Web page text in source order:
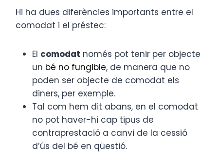
Hi ha dues diferències importants entre el
comodat i el préstec:
El comodat només pot tenir per objecte
un bé no fungible, de manera que no
poden ser objecte de comodat els
diners, per exemple.
Tal com hem dit abans, en el comodat
no pot haver-hi cap tipus de
contraprestació a canvi de la cessió
d’ús del bé en qüestió.